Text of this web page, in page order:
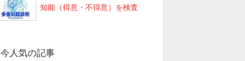
知能（得意・不得意）を検査
今人気の記事